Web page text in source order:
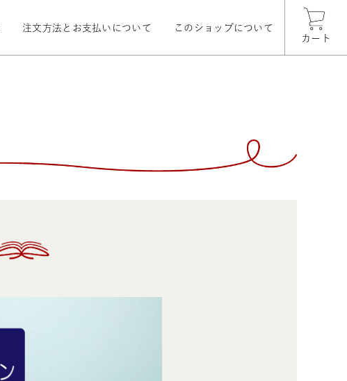
注文方法とお支払いについて
このショップについて
カート